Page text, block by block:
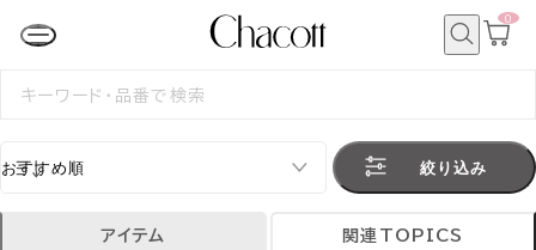
カ
0
検
絞り込み
アイテム 関連TOPICS